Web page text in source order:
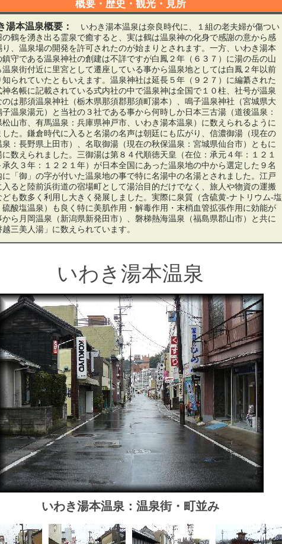
概要・歴史・観光・見所
湯本温泉概要：
いわき湯本温泉は奈良時代に、１組の老夫婦が傷つい
の鶴を湧き出る霊泉で癒すると、実は鶴は温泉神の化身で感謝の意から感
り、温泉場の開発を許可されたのが始まりとされます。一方、いわき湯本
鎮守である温泉神社の創建は不詳ですが白鳳２年（６３７）に湯の岳の山
温泉街付近に里宮として遷座している事から温泉地としては白鳳２年以前
知られていたともいえます。温泉神社は延長５年（９２７）に編纂された
神名帳に記載されている式内社の中で温泉神は全国で１０柱、社号が温泉
のは那須温泉神社（栃木県那須郡那須町湯本）、鳴子温泉神社（宮城県大
子温泉湯元）と当社の３社である事から何時しか日本三古湯（道後温泉：
松山市、有馬温泉：兵庫県神戸市、いわき湯本温泉）に数えられるように
した。鎌倉時代に入ると名湯の名声は朝廷にも広がり、信濃御湯（現在の
泉：長野県上田市）、名取御湯（現在の秋保温泉：宮城県仙台市）ともに
に数えられました。三御湯は第８４代順徳天皇（在位：承元４年：１２１
承久３年：１２２１年）が日本全国にあった温泉地の中から選定した９名
に「御」の字が付いた温泉地の事で特に名湯中の名湯とされました。江戸
入ると陸前浜街道の宿場町として湯治目的だけでなく、旅人や物資の運搬
ども数多く利用し大きく発展しました。実際に泉質（含硫黄-ナトリウム-塩
硫酸塩温泉）も良く特に美肌作用・解毒作用・末梢血管拡張作用に効能が
から月岡温泉（新潟県新発田市）、磐梯熱海温泉（福島県郡山市）と共に
越三美人湯」に数えられています。
いわき湯本温泉
いわき湯本温泉：温泉街・町並み